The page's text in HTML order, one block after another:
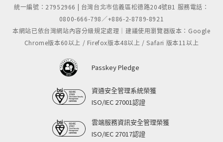
統一編號：27952966 | 台灣台北市信義區松德路204號B1 服務電話：
0800-666-798／+886-2-8789-8921
本網站已依台灣網站內容分級規定處理｜建議使用瀏覽器版本：Google
Chrome版本60以上 / Firefox版本48以上 / Safari 版本11以上
Passkey Pledge
資通安全管理系統榮獲
ISO/IEC 27001認證
雲端服務資訊安全管理榮獲
ISO/IEC 27017認證